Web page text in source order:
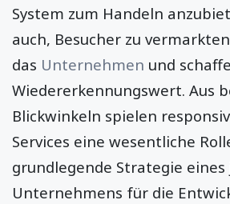
System zum Handeln
auch, Besucher zu
das Unternehmen und
Wiedererkennungswert. Aus
Blickwinkeln spielen
Services eine wesentliche
grundlegende Strategie eines
Unternehmens für die